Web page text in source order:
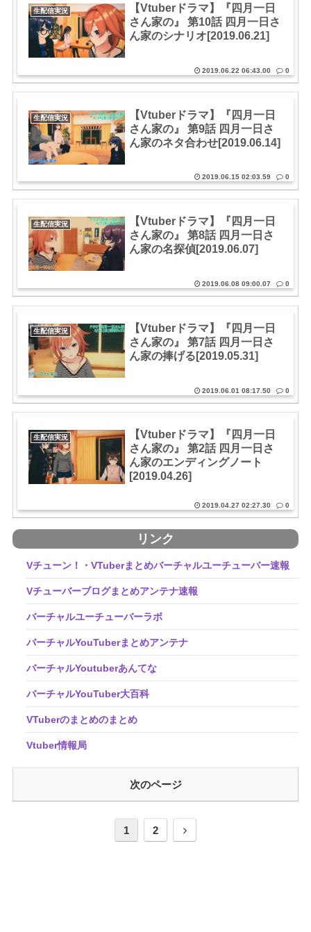
生配信実況
【Vtuberドラマ】『四月一日
さん家の』 第10話 四月一日さ
ん家のシナリオ[2019.06.21]
2019.06.22 06:43.00 0
生配信実況
【Vtuberドラマ】『四月一日
さん家の』 第9話 四月一日さ
ん家のネタ合わせ[2019.06.14]
2019.06.15 02:03.59 0
生配信実況
【Vtuberドラマ】『四月一日
さん家の』 第8話 四月一日さ
ん家の名探偵[2019.06.07]
2019.06.08 09:00.07 0
生配信実況
【Vtuberドラマ】『四月一日
さん家の』 第7話 四月一日さ
ん家の捧げる[2019.05.31]
2019.06.01 08:17.50 0
生配信実況
【Vtuberドラマ】『四月一日
さん家の』 第2話 四月一日さ
ん家のエンディングノート
[2019.04.26]
2019.04.27 02:27.30 0
リンク
Vチューン！・VTuberまとめバーチャルユーチューバー速報
Vチューバーブログまとめアンテナ速報
バーチャルユーチューバーラボ
バーチャルYouTuberまとめアンテナ
バーチャルYoutuberあんてな
バーチャルYouTuber大百科
VTuberのまとめのまとめ
Vtuber情報局
次のページ
1 2